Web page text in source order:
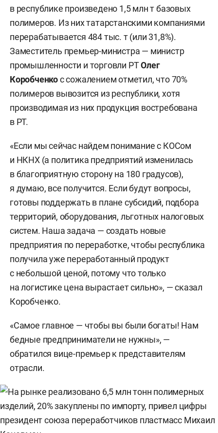
в республике произведено 1,5 млн т базовых
полимеров. Из них татарстанскими компаниями
перерабатывается 484 тыс. т (или 31,8%).
Заместитель премьер-министра — министр
промышленности и торговли РТОлег
Коробченкос сожалением отметил, что 70%
полимеров вывозится из республики, хотя
производимая из них продукция востребована
в РТ.
«Если мы сейчас найдем понимание с КОСом
и НКНХ (а политика предприятий изменилась
в благоприятную сторону на 180 градусов),
я думаю, все получится. Если будут вопросы,
готовы поддержать в плане субсидий, подбора
территорий, оборудования, льготных налоговых
систем. Наша задача — создать новые
предприятия по переработке, чтобы республика
получила уже переработанный продукт
с небольшой ценой, потому что только
на логистике цена вырастает сильно», — сказал
Коробченко.
«Самое главное — чтобы вы были богаты! Нам
бедные предприниматели не нужны», —
обратился вице-премьер к представителям
отрасли.